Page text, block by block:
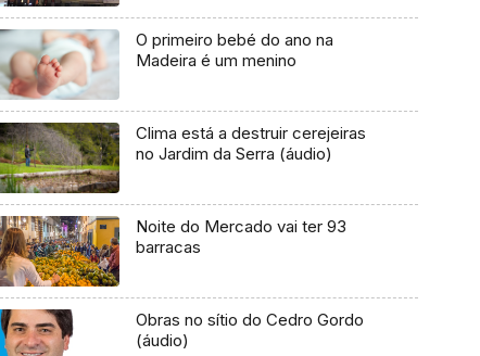
O primeiro bebé do ano na
Madeira é um menino
Clima está a destruir cerejeiras
no Jardim da Serra (áudio)
Noite do Mercado vai ter 93
barracas
Obras no sítio do Cedro Gordo
(áudio)